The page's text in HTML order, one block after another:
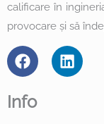
calificare în
provocare și să
F
a
e
L
i
Info